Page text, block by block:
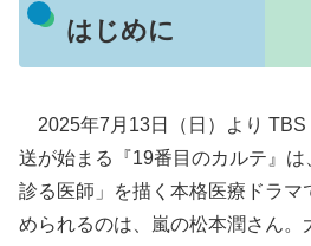
はじめに
2025年7月13日（日）より TBS
送が始まる『19番目のカルテ』は
診る医師」を描く本格医療ドラマ
められるのは、嵐の松本潤さん。